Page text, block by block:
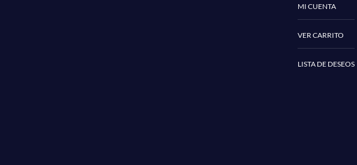
MI CUENTA
VER CARRITO
LISTA DE DESEOS